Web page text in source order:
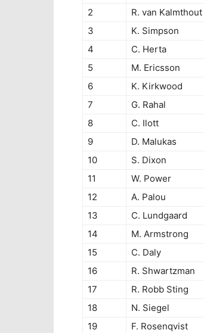
2
R. van Kalmthout
3
K. Simpson
4
C. Herta
5
M. Ericsson
6
K. Kirkwood
7
G. Rahal
8
C. Ilott
9
D. Malukas
10
S. Dixon
11
W. Power
12
A. Palou
13
C. Lundgaard
14
M. Armstrong
15
C. Daly
16
R. Shwartzman
17
R. Robb Sting
18
N. Siegel
19
F. Rosenqvist